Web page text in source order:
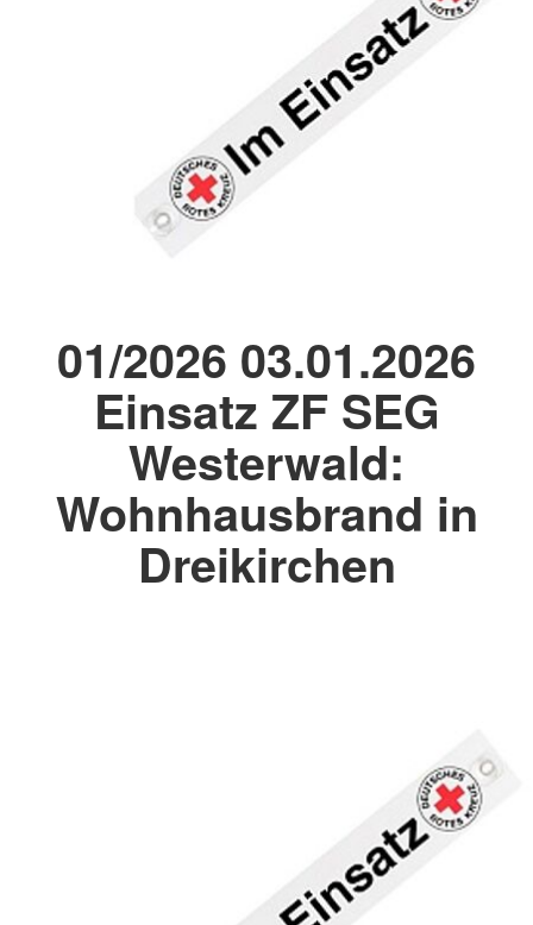
01/2026 03.01.2026
Einsatz ZF SEG
Westerwald:
Wohnhausbrand in
Dreikirchen